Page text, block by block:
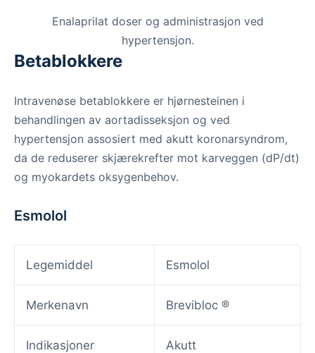
Enalaprilat doser og administrasjon ved
hypertensjon.
Betablokkere
Intravenøse betablokkere er hjørnesteinen i
behandlingen av aortadisseksjon og ved
hypertensjon assosiert med akutt koronarsyndrom,
da de reduserer skjærekrefter mot karveggen (dP/dt)
og myokardets oksygenbehov.
Esmolol
Legemiddel Esmolol
Merkenavn Brevibloc ®
Indikasjoner
Akutt